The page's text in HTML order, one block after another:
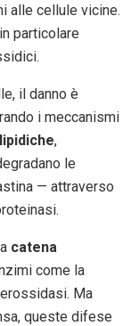
alle cellule vicine.
particolare
il danno è
i meccanismi
,
le
— attraverso
catena
come la
Ma
queste difese